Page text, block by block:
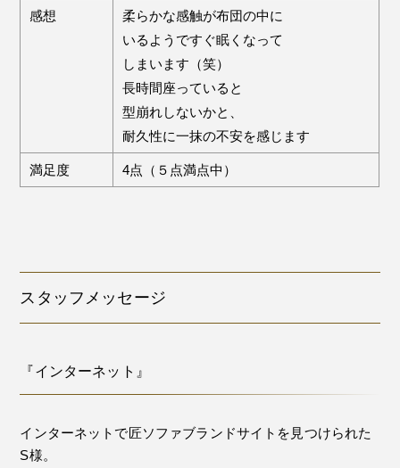
感想
柔らかな感触が布団の中に
いるようですぐ眠くなって
しまいます（笑）
長時間座っていると
型崩れしないかと、
耐久性に一抹の不安を感じます
満足度 4点（５点満点中）
スタッフメッセージ
『インターネット』
インターネットで匠ソファブランドサイトを見つけられた
S様。